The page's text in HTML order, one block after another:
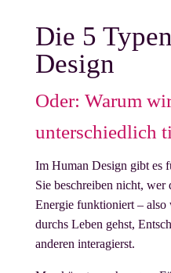
Die 5
Design
Oder: Warum
unterschiedlich
Im Human Design gibt es
Sie beschreiben nicht,
Energie funktioniert – also
durchs Leben gehst,
anderen interagierst.